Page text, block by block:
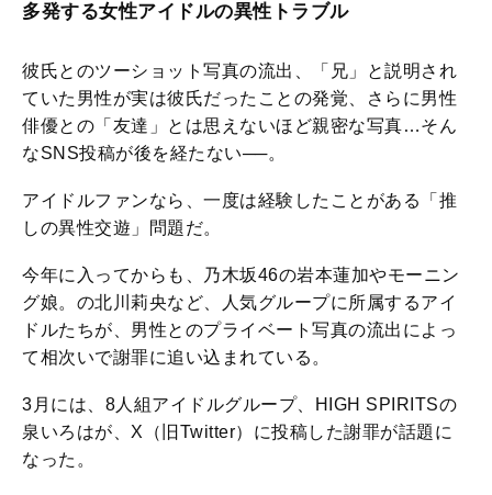
多発する女性アイドルの異性トラブル
彼氏とのツーショット写真の流出、「兄」と説明され
ていた男性が実は彼氏だったことの発覚、さらに男性
俳優との「友達」とは思えないほど親密な写真…そん
なSNS投稿が後を経たない──。
アイドルファンなら、一度は経験したことがある「推
しの異性交遊」問題だ。
今年に入ってからも、乃木坂46の岩本蓮加やモーニン
グ娘。の北川莉央など、人気グループに所属するアイ
ドルたちが、男性とのプライベート写真の流出によっ
て相次いで謝罪に追い込まれている。
3月には、8人組アイドルグループ、HIGH SPIRITSの
泉いろはが、X（旧Twitter）に投稿した謝罪が話題に
なった。